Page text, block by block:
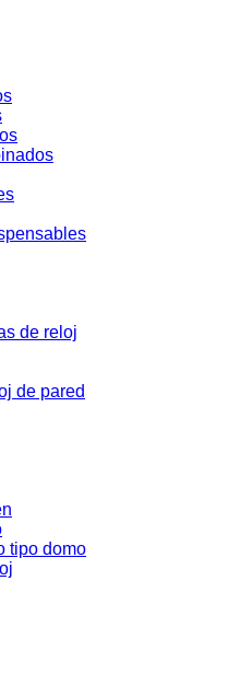
de reloj
de pared
tipo domo